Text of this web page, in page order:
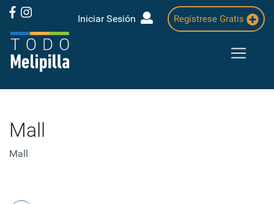
Iniciar Sesión Regístrese Gratis
Mall
Mall